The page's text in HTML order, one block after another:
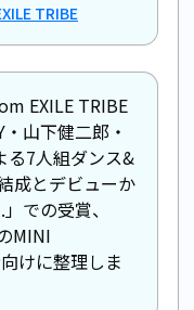
TRIBE
EXILE TRIBE
山下健二郎・
る7人組ダンス&
成とデビューか
での受賞、
MINI
けに整理しま